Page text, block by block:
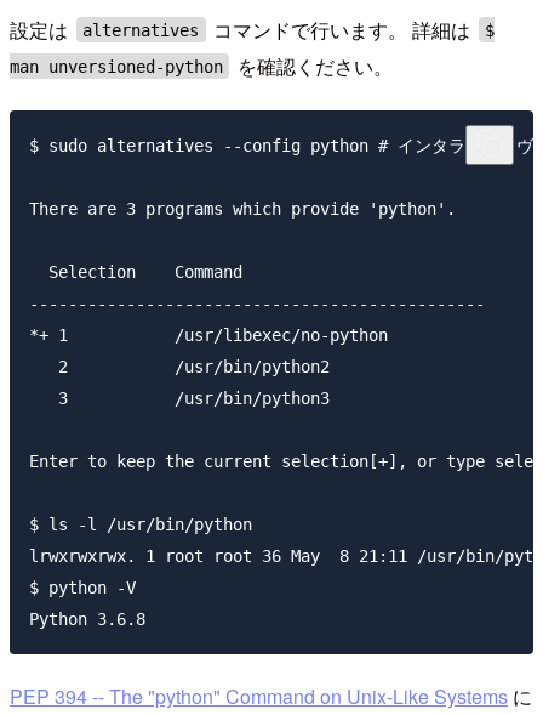
設定は alternatives コマンドで行います。 詳細は
$
man unversioned-python
を確認ください。
$ sudo alternatives --config python # インタラクティヴ
There are 3 programs which provide 'python'.
  Selection    Command
-----------------------------------------------
*+ 1           /usr/libexec/no-python
   2           /usr/bin/python2
   3           /usr/bin/python3
Enter to keep the current selection[+], or type
$ ls -l /usr/bin/python
lrwxrwxrwx. 1 root root 36 May  8 21:11 /usr/bin/
$ python -V
PEP 394 -- The "python" Command on Unix-Like Systems に